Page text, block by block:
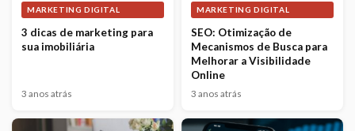
MARKETING DIGITAL
3 dicas de marketing para
sua imobiliária
3 anos atrás
MARKETING DIGITAL
SEO: Otimização de
Mecanismos de Busca para
Melhorar a Visibilidade
Online
3 anos atrás